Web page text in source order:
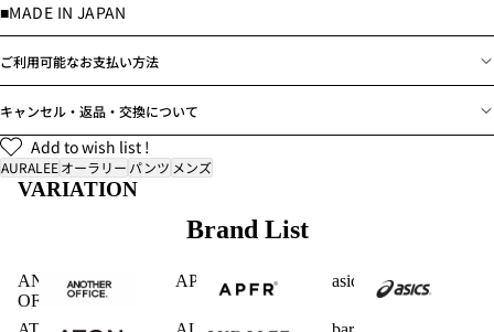
■MADE IN JAPAN
ご利用可能なお支払い方法
キャンセル・返品・交換について
Add to wish list !
AURALEEオーラリー パンツ メンズ
VARIATION
Brand List
ANOTHER
OFFICE
APFR asics